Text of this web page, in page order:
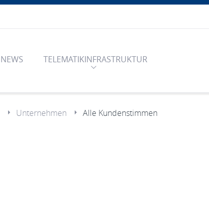
NEWS TELEMATIKINFRASTRUKTUR
Unternehmen Alle Kundenstimmen